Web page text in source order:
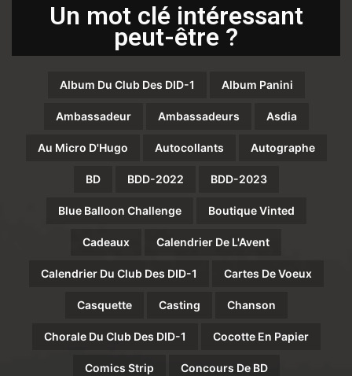
Un mot clé intéressant
peut-être ?
Album Du Club Des DID-1 Album Panini
Ambassadeur Ambassadeurs Asdia
Au Micro D'Hugo Autocollants Autographe
BD BDD-2022 BDD-2023
Blue Balloon Challenge Boutique Vinted
Cadeaux Calendrier De L'Avent
Calendrier Du Club Des DID-1 Cartes De Voeux
Casquette Casting Chanson
Chorale Du Club Des DID-1 Cocotte En Papier
Comics Strip Concours De BD